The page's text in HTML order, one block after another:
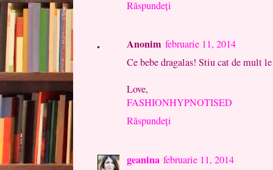
Răspundeți
Anonim februarie 11, 2014
Ce bebe dragalas! Stiu cat de mult
Love,
FASHIONHYPNOTISED
Răspundeți
geanina februarie 11, 2014